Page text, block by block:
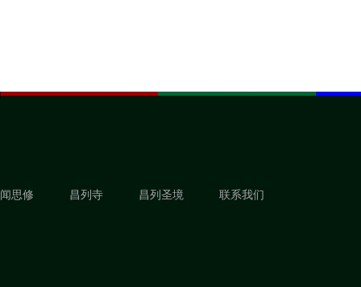
闻思修 昌列寺 昌列圣境 联系我们